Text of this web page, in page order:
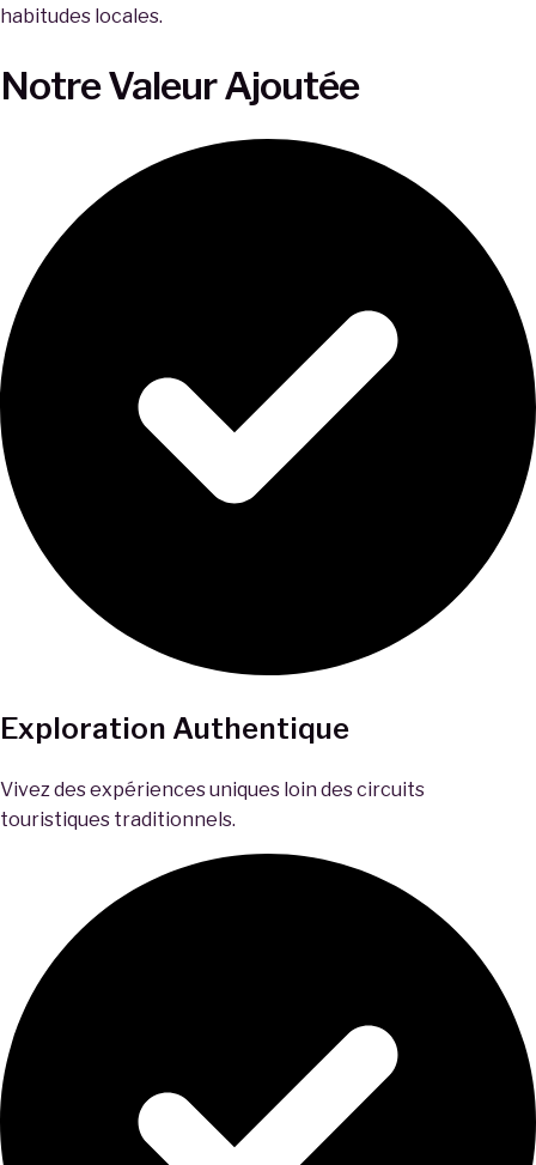
habitudes locales.
Notre Valeur Ajoutée
Exploration Authentique
Vivez des expériences uniques loin des circuits
touristiques traditionnels.